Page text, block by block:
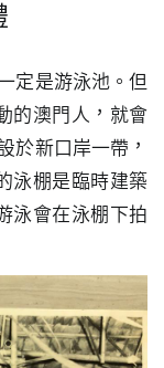
定是游泳池。但
的澳門人，就會
於新口岸一帶，
泳棚是臨時建築
泳會在泳棚下拍